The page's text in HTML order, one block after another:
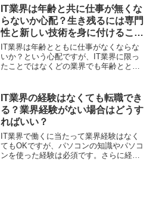
「IT業界は顧客先に常駐する形態の仕事
がほとん...
IT業界は年齢と共に仕事が無くな
らないか心配？生き残るには専門
性と新しい技術を身に付けるこ
と！
IT業界は年齢とともに仕事がなくならな
いか？という心配ですが、IT業界に限っ
たことではなくどの業界でも年齢ととも
(大企業の関連会社)の方と食事をする機会
があったのです...
IT業界の経験はなくても転職でき
る？業界経験がない場合はどうす
ればいい？
IT業界で働くに当たって業界経験はなく
てもOKですが、パソコンの知識やパソコ
ンを使った経験は必須です。さらに経験